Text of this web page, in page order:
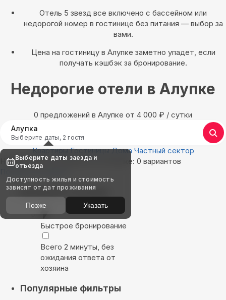
Отель 5 звезд все включено с бассейном или
недорогой номер в гостинице без питания — выбор за
вами.
Цена на гостиницу в Алупке заметно упадет, если
получать кэшбэк за бронирование.
Недорогие отели в Алупке
0 предложений в Алупке oт 4 000 ₽ / сутки
Алупка
Выберите даты, 2 гостя
Квартиры Гостиницы Дома Частный сектор
Найдём, где остановиться в Алупке: 0 вариантов
Показать на карте
Выбирайте лучшее
Быстрое бронирование
Всего 2 минуты, без
ожидания ответа от
хозяина
Популярные фильтры
Выберите даты заезда и
отъезда
Доступность жилья и стоимость
зависят от дат проживания
Позже Указать